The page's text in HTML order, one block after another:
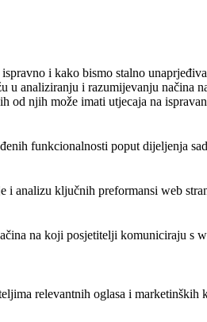
i kako bismo stalno
analiziranju i razumijevanju načina
njih može imati utjecaja na
funkcionalnosti poput dijeljenja
i analizu ključnih preformansi web
na koji posjetitelji komuniciraju s
relevantnih oglasa i